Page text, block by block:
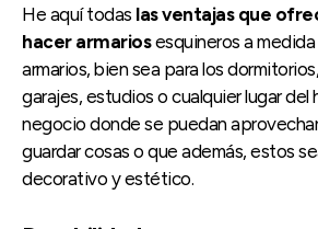
He aquí todas las ventajas que
hacer armariosesquineros a
armarios, bien sea para los
garajes, estudios o cualquier lugar
negocio donde se puedan
guardar cosas o que además, estos
decorativo y estético.